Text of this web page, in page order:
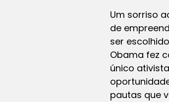
Um sorriso
de
ser
Obama fez
único
pautas que